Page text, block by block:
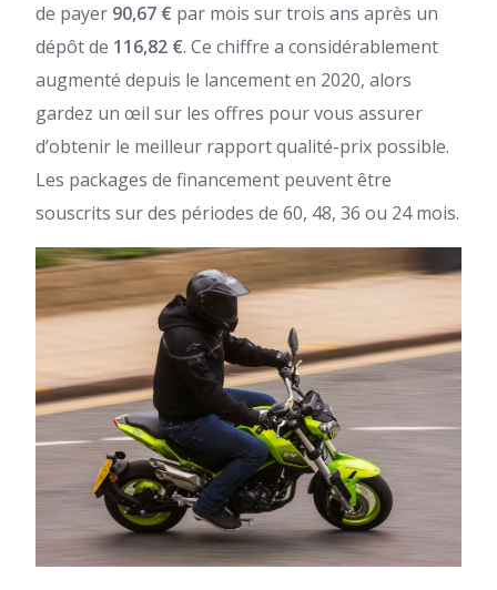
de payer 90,67 € par mois sur trois ans après un
dépôt de 116,82 €. Ce chiffre a considérablement
augmenté depuis le lancement en 2020, alors
gardez un œil sur les offres pour vous assurer
d’obtenir le meilleur rapport qualité-prix possible.
Les packages de financement peuvent être
souscrits sur des périodes de 60, 48, 36 ou 24 mois.